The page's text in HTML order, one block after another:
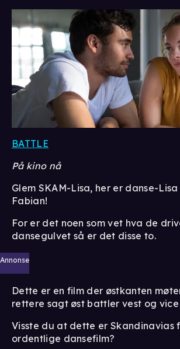
BATTLE
På kino nå
Glem SKAM-Lisa, her er danse-
Fabian!
For er det noen som vet hva de
dansegulvet så er det disse to.
Annonse
Dette er en film der østkanten
rettere sagt øst battler vest og vice
Visste du at dette er Skandinavias
ordentlige dansefilm?